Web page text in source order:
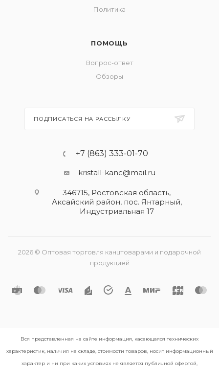
Политика
ПОМОЩЬ
Вопрос-ответ
Обзоры
ПОДПИСАТЬСЯ НА РАССЫЛКУ
+7 (863) 333-01-70
kristall-kanc@mail.ru
346715, Ростовская область​,
Аксайский район, пос. Янтарный,
Индустриальная 17
2026 © Оптовая торговля канцтоварами и подарочной
продукцией
Вся представленная на сайте информация, касающаяся технических
характеристик, наличия на складе, стоимости товаров, носит информационный
характер и ни при каких условиях не является публичной офертой,